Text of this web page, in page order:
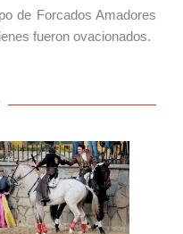
de Forcados Amadores
fueron ovacionados.